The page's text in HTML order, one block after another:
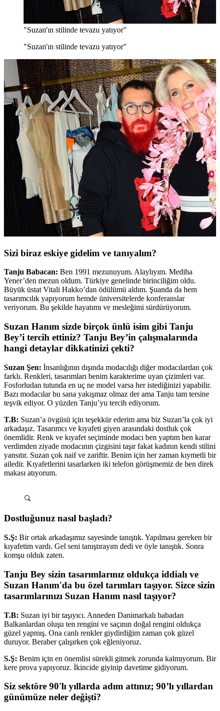
"Suzan'ın stilinde tevazu yatıyor"
"Suzan'ın stilinde tevazu yatıyor"
Sizi biraz eskiye gidelim ve tanıyalım?
Tanju Babacan: Ben 1991 mezunuyum. Alaylıyım. Mediha
Yener’den mezun oldum. Türkiye genelinde birinciliğim oldu.
Büyük üstat Vitali Hakko’dan ödülümü aldım. Şuanda da hem
tasarımcılık yapıyorum hemde üniversitelerde konferanslar
veriyorum. Bu şekilde hayatımı ve mesleğimi sürdürüyorum.
Suzan Hanım sizde birçok ünlü isim gibi Tanju
Bey’i tercih ettiniz? Tanju Bey’in çalışmalarında
hangi detaylar dikkatinizi çekti?
Suzan Şen: İnsanlığının dışında modacılığı diğer modacılardan çok
farklı. Renkleri, tasarımları benim karakterime uyan çizimleri var.
Fosforludan tutunda en uç ne model varsa her istediğinizi yapabilir.
Bazı modacılar bu sana yakışmaz olmaz der ama Tanju tam tersine
teşvik ediyor. O yüzden Tanju’yu tercih ediyorum.
T.B: Suzan’a övgüsü için teşekkür ederim ama biz Suzan’la çok iyi
arkadaşız. Tasarımcı ve kıyafeti giyen arasındaki dostluk çok
önemlidir. Renk ve kıyafet seçiminde modacı ben yaptım ben karar
verdimden ziyade modacının çizgisini taşır fakat kadının kendi stilini
yansıtır. Suzan çok naif ve zariftir. Benim için her zaman kıymetli bir
ailedir. Kıyafetlerini tasarlarken iki telefon görüşmemiz de ben direk
makası atıyorum.
Dostluğunuz nasıl başladı?
S.Ş: Bir ortak arkadaşımız sayesinde tanıştık. Yapılması gereken bir
kıyafetim vardı. Gel seni tanıştırayım dedi ve öyle tanıştık. Sonra
komşu olduk zaten.
Tanju Bey sizin tasarımlarınız oldukça iddialı ve
Suzan Hanım'da bu özel tarımları taşıyor. Sizce sizin
tasarımlarınızı Suzan Hanım nasıl taşıyor?
T.B: Suzan iyi bir taşıyıcı. Anneden Danimarkalı babadan
Balkanlardan oluşu ten rengini ve saçının doğal rengini oldukça
güzel yapmış. Ona canlı renkler giydirdiğim zaman çok güzel
duruyor. Beraber çalışırken çok eğleniyoruz.
S.Ş: Benim için en önemlisi sürekli gitmek zorunda kalmıyorum. Bir
kere prova yapıyoruz. İkincide giyinip davetime gidiyorum.
Siz sektöre 90'lı yıllarda adım attınız; 90’lı yıllardan
günümüze neler değişti?